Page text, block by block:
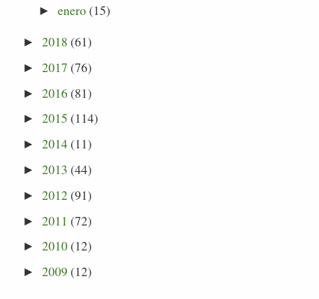
► enero(15)
►2018 (61)
►2017 (76)
►2016(81)
►2015 (114)
►2014(11)
►2013 (44)
►2012(91)
►2011 (72)
►2010(12)
►2009 (12)